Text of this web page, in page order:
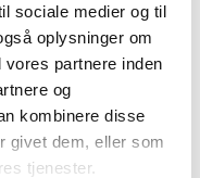
sociale medier og til
oplysninger om
partnere inden
og
kombinere disse
givet dem, eller som
tjenester.
ligger højt på
viser den
dårlig
sig også i Danmark.
føler sig stressede,
føler sig ensomme
uddannelse.